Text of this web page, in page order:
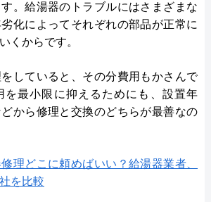
。給湯器のトラブルにはさまざまな
化によってそれぞれの部品が正常に
くからです。
していると、その分費用もかさんで
を最小限に抑えるためにも、設置年
から修理と交換のどちらが最善なの
理どこに頼めばいい？給湯器業者、
を比較